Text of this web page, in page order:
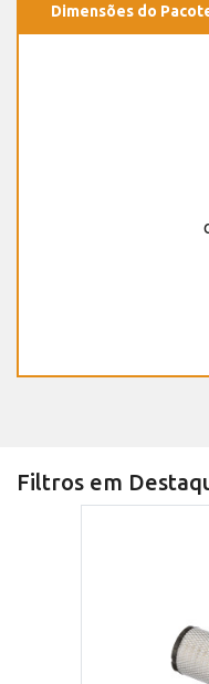
Dimensões do
Filtros em